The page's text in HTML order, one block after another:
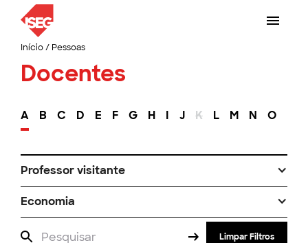
Início/ Pessoas
Docentes
A B C D E F G H I J K L M N O
Professor visitante
Economia
Limpar Filtros